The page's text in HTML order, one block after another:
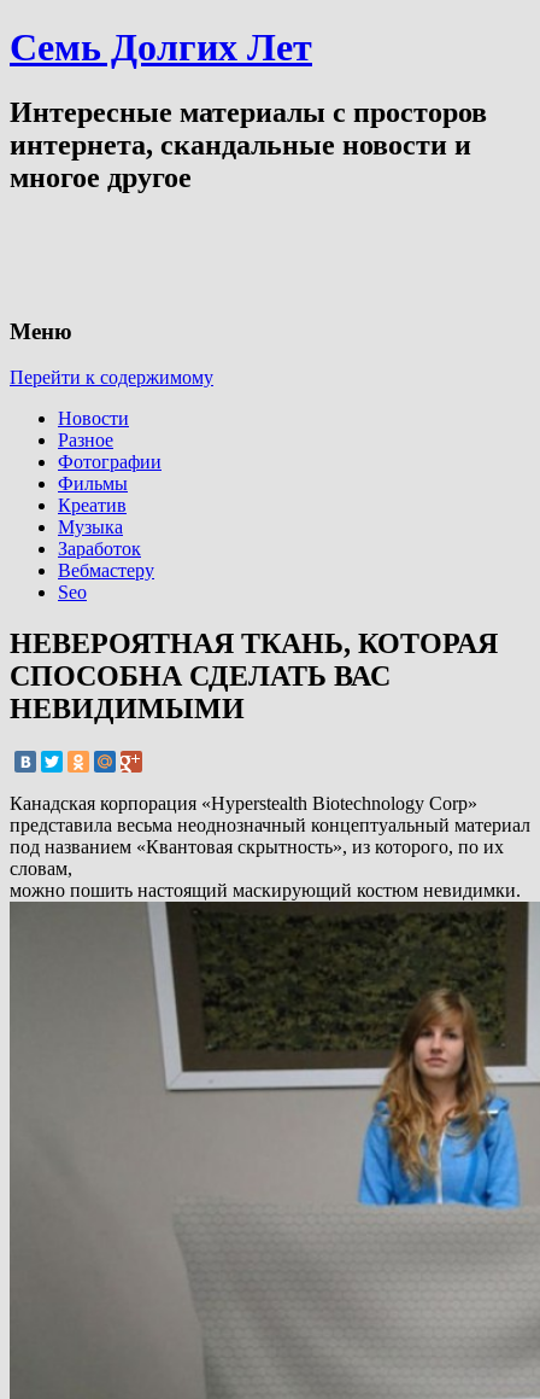
Семь Долгих Лет
Интересные материалы с просторов
интернета, скандальные новости и
многое другое
Меню
Перейти к содержимому
Новости
Разное
Фотографии
Фильмы
Креатив
Музыка
Заработок
Вебмастеру
Seo
НЕВЕРОЯТНАЯ ТКАНЬ, КОТОРАЯ
СПОСОБНА СДЕЛАТЬ ВАС
НЕВИДИМЫМИ
Канадская корпорация «Hyperstealth Biotechnology Corp»
представила весьма неоднозначный концептуальный материал
под названием «Квантовая скрытность», из которого, по их
словам,
можно пошить настоящий маскирующий костюм невидимки.